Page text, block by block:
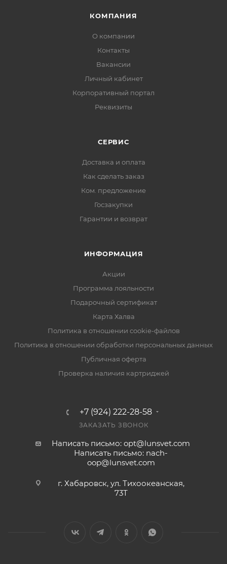
КОМПАНИЯ
О компании
Контакты
Вакансии
Личный кабинет
Корпоративный портал
Реквизиты
СЕРВИС
Доставка и оплата
Как сделать заказ
Ком. предложение
Госзакупки
Гарантии и возврат
ИНФОРМАЦИЯ
Акции
Программа лояльности
Подарочный сертификат
Карта Халва
Политика в отношении cookie-файлов
Политика в отношении обработки персональных данных
Публичная оферта
Проверка наличия картриджей
+7 (924) 222-28-58
ЗАКАЗАТЬ ЗВОНОК
Написать письмо: opt@lunsvet.com
Написать письмо: nach-
oop@lunsvet.com
г. Хабаровск, ул. Тихоокеанская,
73Т